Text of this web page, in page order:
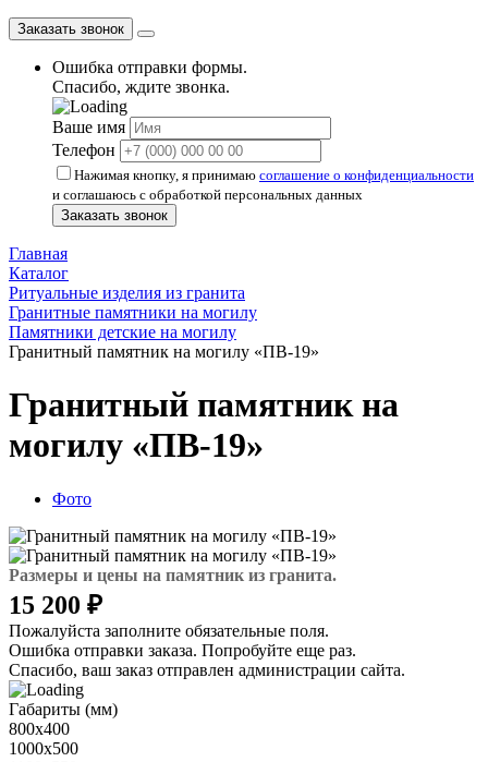
Заказать звонок
Ошибка отправки формы.
Спасибо, ждите звонка.
Ваше имя
Телефон
Нажимая кнопку, я принимаю соглашение о конфиденциальности
и соглашаюсь с обработкой персональных данных
Заказать звонок
Главная
Каталог
Ритуальные изделия из гранита
Гранитные памятники на могилу
Памятники детские на могилу
Гранитный памятник на могилу «ПВ-19»
Гранитный памятник на
могилу «ПВ-19»
Фото
Размеры и цены на памятник из гранита.
15 200 ₽
Пожалуйста заполните обязательные поля.
Ошибка отправки заказа. Попробуйте еще раз.
Спасибо, ваш заказ отправлен администрации сайта.
Габариты (мм)
800х400
1000х500